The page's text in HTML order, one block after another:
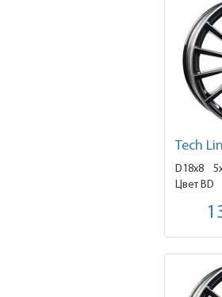
Tech
D18x8
Цвет BD